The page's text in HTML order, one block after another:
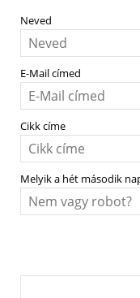
Neved
E-Mail címed
Cikk címe
Melyik a hét második